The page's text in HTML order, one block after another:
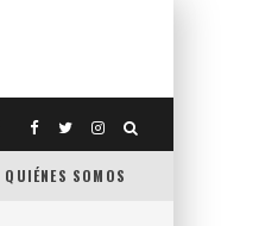
QUIÉNES SOMOS